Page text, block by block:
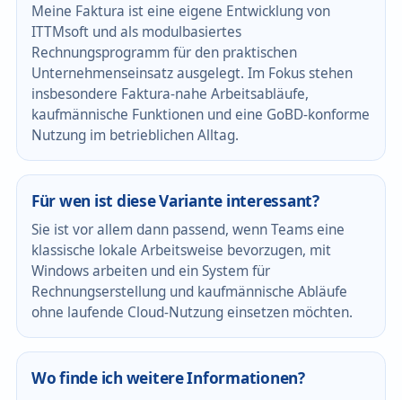
Meine Faktura ist eine eigene Entwicklung von
ITTMsoft und als modulbasiertes
Rechnungsprogramm für den praktischen
Unternehmenseinsatz ausgelegt. Im Fokus stehen
insbesondere Faktura-nahe Arbeitsabläufe,
kaufmännische Funktionen und eine GoBD-konforme
Nutzung im betrieblichen Alltag.
Für wen ist diese Variante interessant?
Sie ist vor allem dann passend, wenn Teams eine
klassische lokale Arbeitsweise bevorzugen, mit
Windows arbeiten und ein System für
Rechnungserstellung und kaufmännische Abläufe
ohne laufende Cloud-Nutzung einsetzen möchten.
Wo finde ich weitere Informationen?